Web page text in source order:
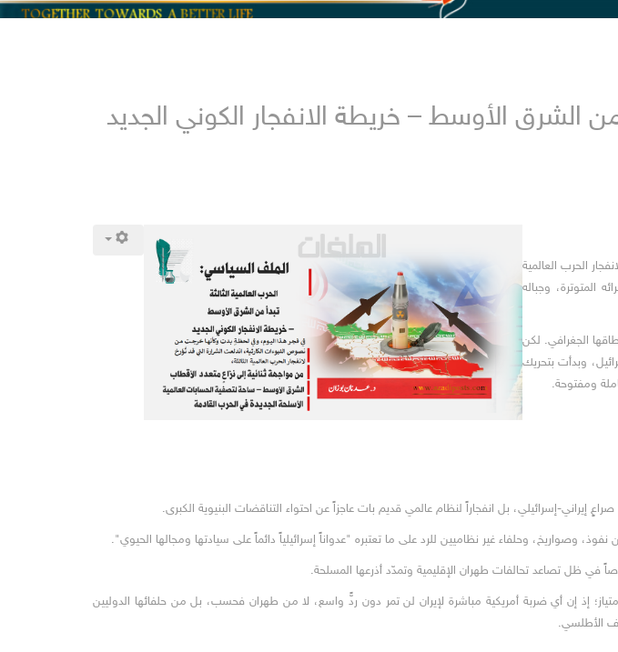
الشرق الأوسط – خريطة الانفجار الكوني الجديد
الحرب العالمية
المتوترة، وجباله
الجغرافي. لكن
وبدأت بتحريك
ومفتوحة.
إيراني-إسرائيلي، بل انفجاراً لنظام عالمي قديم بات عاجزاً عن احتواء التناقضات البنيوية الكبرى.
وصواريخ، وحلفاء غير نظاميين للرد على ما تعتبره "عدواناً إسرائيلياً دائماً على سيادتها ومجالها الحيوي".
في ظل تصاعد تحالفات طهران الإقليمية وتمدّد أذرعها المسلحة.
إذ إن أي ضربة أمريكية مباشرة لإيران لن تمر دون ردٍّ واسع، لا من طهران فحسب، بل من حلفائها الدوليين
الأطلسي.